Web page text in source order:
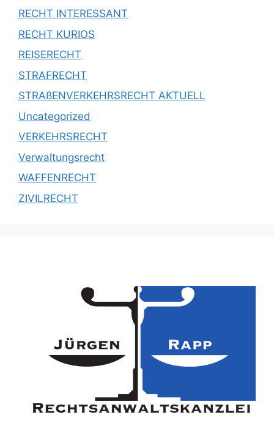
RECHT INTERESSANT
RECHT KURIOS
REISERECHT
STRAFRECHT
STRAßENVERKEHRSRECHT AKTUELL
Uncategorized
VERKEHRSRECHT
Verwaltungsrecht
WAFFENRECHT
ZIVILRECHT